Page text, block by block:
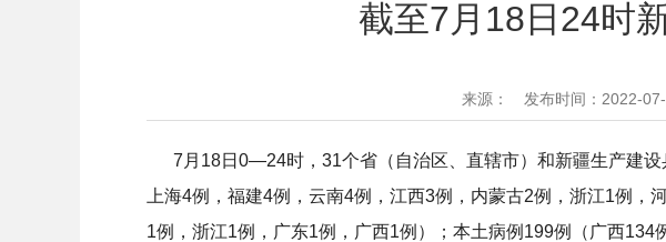
截至7月18日24时
来源： 发布时间：2022-
7月18日0—24时，31个省（自治区、直辖市）和新疆生产建设
上海4例，福建4例，云南4例，江西3例，内蒙古2例，浙江1例
1例，浙江1例，广东1例，广西1例）；本土病例199例（广西